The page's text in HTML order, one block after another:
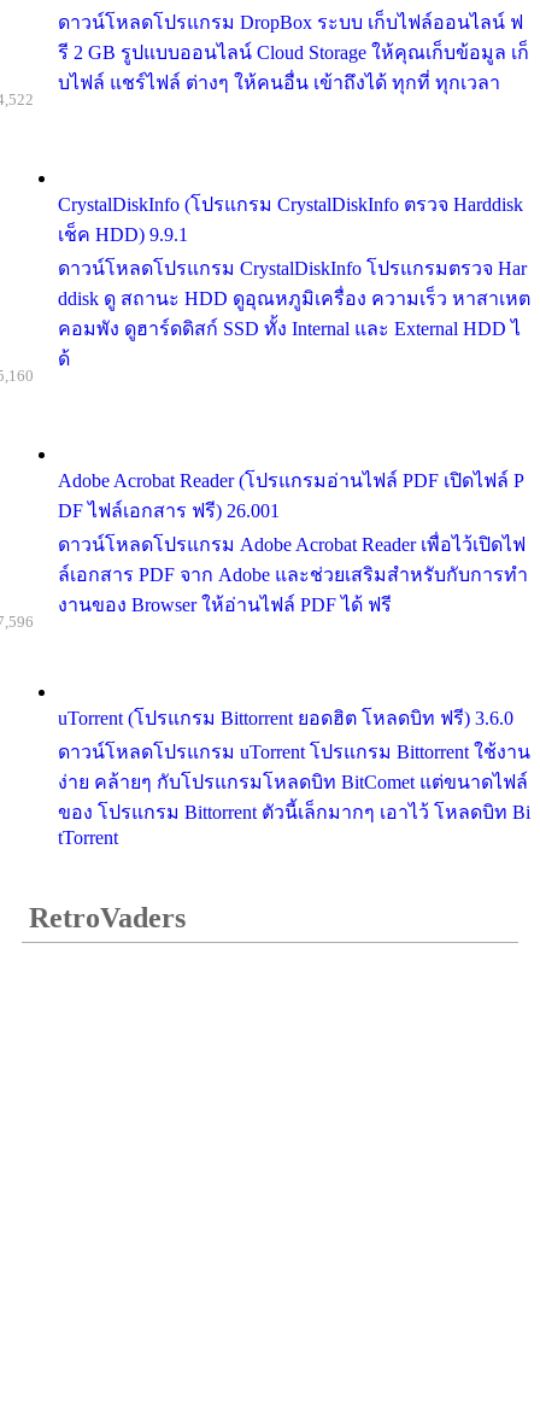
ดาวน์โหลดโปรแกรม DropBox ระบบ เก็บไฟล์ออนไลน์ ฟ
รี 2 GB รูปแบบออนไลน์ Cloud Storage ให้คุณเก็บข้อมูล เก็
บไฟล์ แชร์ไฟล์ ต่างๆ ให้คนอื่น เข้าถึงได้ ทุกที่ ทุกเวลา
CrystalDiskInfo (โปรแกรม CrystalDiskInfo ตรวจ Harddisk
เช็ค HDD) 9.9.1
ดาวน์โหลดโปรแกรม CrystalDiskInfo โปรแกรมตรวจ Har
ddisk ดู สถานะ HDD ดูอุณหภูมิเครื่อง ความเร็ว หาสาเหต
คอมพัง ดูฮาร์ดดิสก์ SSD ทั้ง Internal และ External HDD ไ
ด้
Adobe Acrobat Reader (โปรแกรมอ่านไฟล์ PDF เปิดไฟล์ P
DF ไฟล์เอกสาร ฟรี) 26.001
ดาวน์โหลดโปรแกรม Adobe Acrobat Reader เพื่อไว้เปิดไฟ
ล์เอกสาร PDF จาก Adobe และช่วยเสริมสำหรับกับการทำ
งานของ Browser ให้อ่านไฟล์ PDF ได้ ฟรี
uTorrent (โปรแกรม Bittorrent ยอดฮิต โหลดบิท ฟรี) 3.6.0
ดาวน์โหลดโปรแกรม uTorrent โปรแกรม Bittorrent ใช้งาน
ง่าย คล้ายๆ กับโปรแกรมโหลดบิท BitComet แต่ขนาดไฟล์
ของ โปรแกรม Bittorrent ตัวนี้เล็กมากๆ เอาไว้ โหลดบิท Bi
tTorrent
RetroVaders